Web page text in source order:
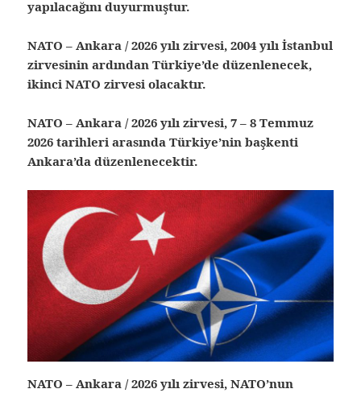
yapılacağını duyurmuştur.
NATO – Ankara / 2026 yılı zirvesi, 2004 yılı İstanbul
zirvesinin ardından Türkiye’de düzenlenecek,
ikinci NATO zirvesi olacaktır.
NATO – Ankara / 2026 yılı zirvesi, 7 – 8 Temmuz
2026 tarihleri arasında Türkiye’nin başkenti
Ankara’da düzenlenecektir.
NATO – Ankara / 2026 yılı zirvesi, NATO’nun